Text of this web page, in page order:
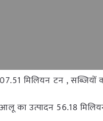
मिलियन टन ,
का उत्पादन 56.18